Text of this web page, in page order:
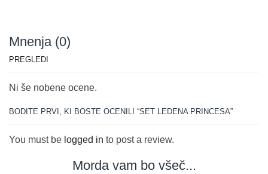
Mnenja (0)
PREGLEDI
Ni še nobene ocene.
BODITE PRVI, KI BOSTE OCENILI “SET LEDENA PRINCESA”
You must be logged in to post a review.
Morda vam bo všeč...